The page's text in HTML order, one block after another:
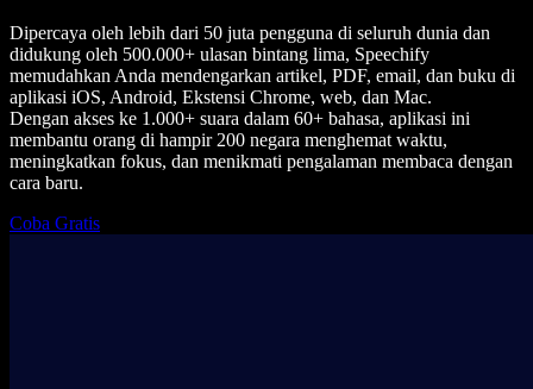
Dipercaya oleh lebih dari 50 juta pengguna di seluruh dunia dan
didukung oleh 500.000+ ulasan bintang lima, Speechify
memudahkan Anda mendengarkan artikel, PDF, email, dan buku di
aplikasi iOS, Android, Ekstensi Chrome, web, dan Mac.
Dengan akses ke 1.000+ suara dalam 60+ bahasa, aplikasi ini
membantu orang di hampir 200 negara menghemat waktu,
meningkatkan fokus, dan menikmati pengalaman membaca dengan
cara baru.
Coba Gratis